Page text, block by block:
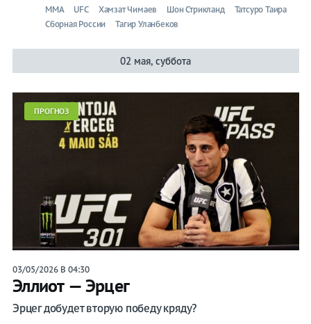
ММА UFC Хамзат Чимаев Шон Стрикланд
Татсуро Таира
Сборная России
Тагир Уланбеков
02 мая, суббота
ПРОГНОЗ
03/05/2026 В 04:30
Эллиот — Эрцег
Эрцег добудет вторую победу кряду?